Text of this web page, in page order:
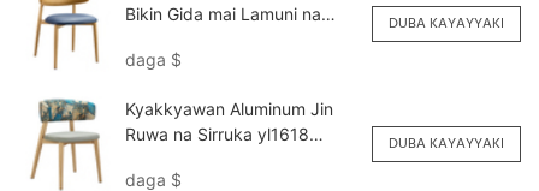
Bikin Gida mai Lamuni na
[1000000]
daga $
DUBA KAYAYYAKI
Kyakkyawan Aluminum Jin
Ruwa na Sirruka yl1618
daga $
DUBA KAYAYYAKI